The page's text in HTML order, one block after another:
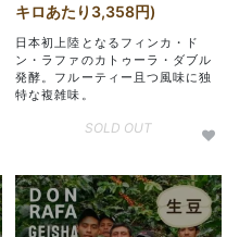
キロあたり3,358円)
日本初上陸となるフィンカ・ド
ン・ラファのカトゥーラ・ダブル
発酵。フルーティー且つ風味に独
特な複雑味。
SOLD OUT